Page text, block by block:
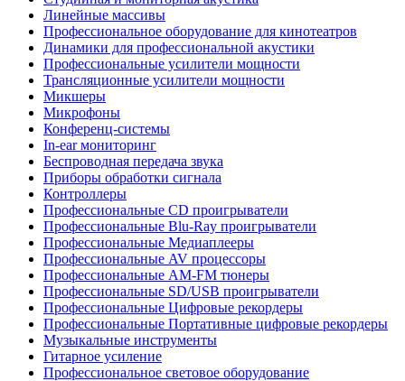
Линейные массивы
Профессиональное оборудование для кинотеатров
Динамики для профессиональной акустики
Профессиональные усилители мощности
Трансляционные усилители мощности
Микшеры
Микрофоны
Конференц-системы
In-ear мониторинг
Беспроводная передача звука
Приборы обработки сигнала
Контроллеры
Профессиональные СD проигрыватели
Профессиональные Blu-Ray проигрыватели
Профессиональные Медиаплееры
Профессиональные AV процессоры
Профессиональные AM-FM тюнеры
Профессиональные SD/USB проигрыватели
Профессиональные Цифровые рекордеры
Профессиональные Портативные цифровые рекордеры
Музыкальные инструменты
Гитарное усиление
Профессиональное световое оборудование